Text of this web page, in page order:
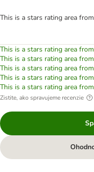
This is a stars rating area
This is a stars rating area
This is a stars rating area
This is a stars rating area
This is a stars rating area
This is a stars rating area
Zistite, ako spravujeme recenzie